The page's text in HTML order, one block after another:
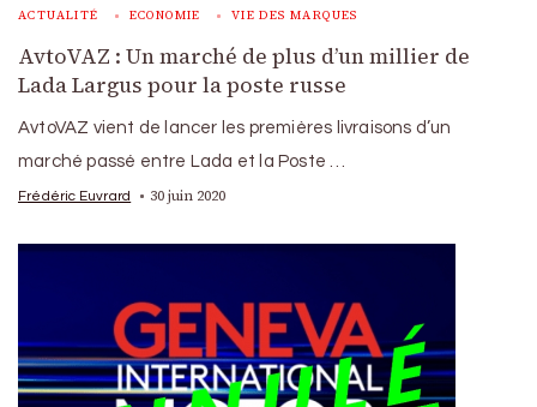
ACTUALITÉ ECONOMIE VIE DES MARQUES
AvtoVAZ : Un marché de plus d’un millier de
Lada Largus pour la poste russe
AvtoVAZ vient de lancer les premières livraisons d’un
marché passé entre Lada et la Poste …
Frédéric Euvrard 30 juin 2020